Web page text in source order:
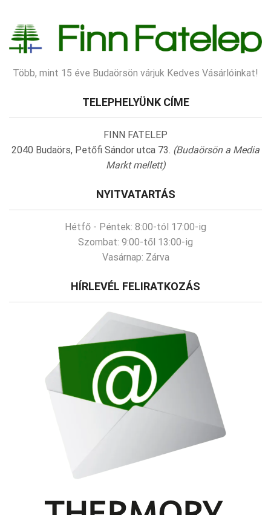
Több, mint 15 éve Budaörsön várjuk Kedves Vásárlóinkat!
TELEPHELYÜNK CÍME
FINN FATELEP
2040 Budaörs, Petőfi Sándor utca 73. (Budaörsön a Media
Markt mellett)
NYITVATARTÁS
Hétfő - Péntek: 8:00-tól 17:00-ig
Szombat: 9:00-től 13:00-ig
Vasárnap: Zárva
HÍRLEVÉL FELIRATKOZÁS